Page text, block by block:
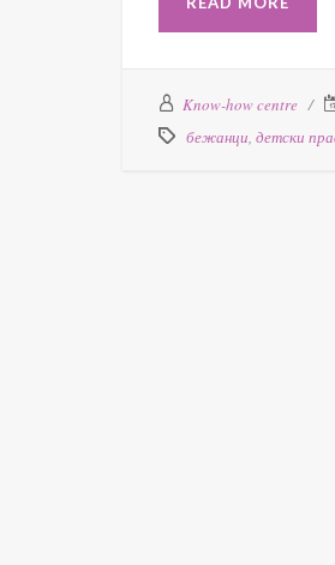
Know-how centre
бежанци, детски